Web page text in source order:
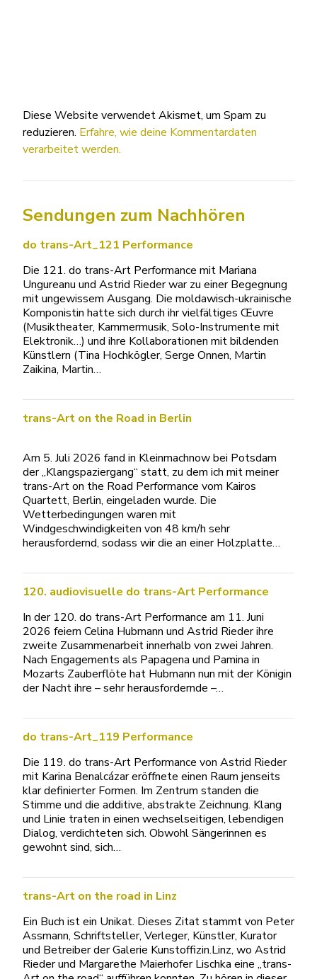
Diese Website verwendet Akismet, um Spam zu
reduzieren. Erfahre, wie deine Kommentardaten
verarbeitet werden.
Sendungen zum Nachhören
do trans-Art_121 Performance
Die 121. do trans-Art Performance mit Mariana
Ungureanu und Astrid Rieder war zu einer Begegnung
mit ungewissem Ausgang. Die moldawisch-ukrainische
Komponistin hatte sich durch ihr vielfältiges Œuvre
(Musiktheater, Kammermusik, Solo-Instrumente mit
Elektronik…) und ihre Kollaborationen mit bildenden
Künstlern (Tina Hochkögler, Serge Onnen, Martin
Zaikina, Martin…
trans-Art on the Road in Berlin
Am 5. Juli 2026 fand in Kleinmachnow bei Potsdam
der „Klangspaziergang“ statt, zu dem ich mit meiner
trans-Art on the Road Performance vom Kairos
Quartett, Berlin, eingeladen wurde. Die
Wetterbedingungen waren mit
Windgeschwindigkeiten von 48 km/h sehr
herausfordernd, sodass wir die an einer Holzplatte…
120. audiovisuelle do trans-Art Performance
In der 120. do trans-Art Performance am 11. Juni
2026 feiern Celina Hubmann und Astrid Rieder ihre
zweite Zusammenarbeit innerhalb von zwei Jahren.
Nach Engagements als Papagena und Pamina in
Mozarts Zauberflöte hat Hubmann nun mit der Königin
der Nacht ihre – sehr herausfordernde –…
do trans-Art_119 Performance
Die 119. do trans-Art Performance von Astrid Rieder
mit Karina Benalcázar eröffnete einen Raum jenseits
klar definierter Formen. Im Zentrum standen die
Stimme und die additive, abstrakte Zeichnung. Klang
und Linie traten in einen wechselseitigen, lebendigen
Dialog, verdichteten sich. Obwohl Sängerinnen es
gewohnt sind, sich…
trans-Art on the road in Linz
Ein Buch ist ein Unikat. Dieses Zitat stammt von Peter
Assmann, Schriftsteller, Verleger, Künstler, Kurator
und Betreiber der Galerie Kunstoffizin.Linz, wo Astrid
Rieder und Margarethe Maierhofer Lischka eine „trans-